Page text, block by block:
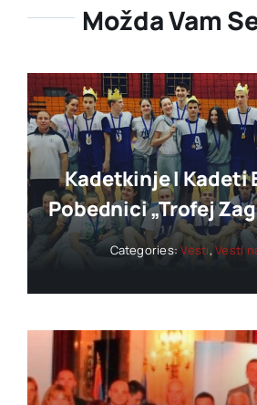
Možda Vam
Kadetkinje I Kadeti
Pobednici „trofej
Categories:Vesti,Vesti